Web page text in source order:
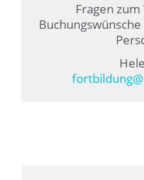
Fragen